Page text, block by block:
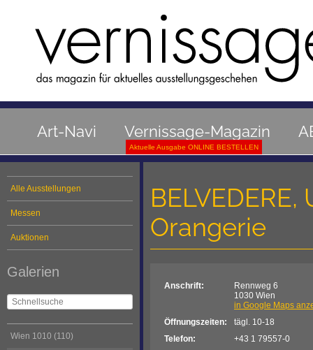
Art-Navi Vernissage-Magazin
Aktuelle Ausgabe ONLINE BESTELLEN
Alle Ausstellungen
Messen
Auktionen
Galerien
Wien 1010 (110)
Orangerie
Anschrift:
Rennweg 6
1030 Wien
in Google Maps
Öffnungszeiten:
tägl. 10-18
Telefon:
+43 1 79557-0